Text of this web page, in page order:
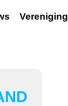
Vereniging